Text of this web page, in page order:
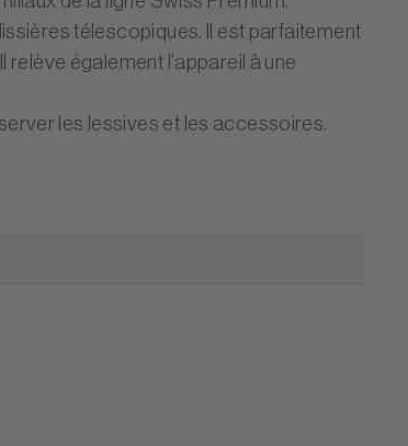
télescopiques. Il est parfaitement
également l'appareil à une
les lessives et les accessoires.